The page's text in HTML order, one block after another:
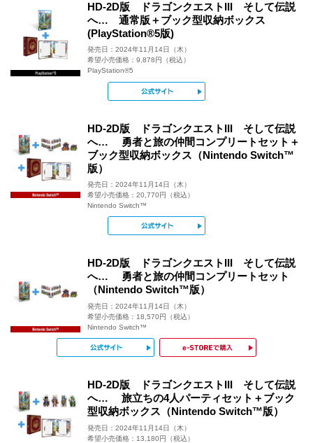
HD-2D版 ドラゴンクエストIII そして伝説
へ… 通常版＋ブック型収納ボックス
(PlayStation®5版)
発売日：2024年11月14日（木）
希望小売価格：9,878円（税込）
PlayStation®5
HD-2D版 ドラゴンクエストIII そして伝説
へ… 勇者と旅の仲間コンプリートセット＋
ブック型収納ボックス（Nintendo Switch™
版）
発売日：2024年11月14日（木）
希望小売価格：20,770円（税込）
Nintendo Switch™
HD-2D版 ドラゴンクエストIII そして伝説
へ… 勇者と旅の仲間コンプリートセット
（Nintendo Switch™版）
発売日：2024年11月14日（木）
希望小売価格：18,570円（税込）
Nintendo Switch™
公式サイト
HD-2D版 ドラゴンクエストIII そして伝説
へ… 旅立ちの4人パーティセット＋ブック
型収納ボックス（Nintendo Switch™版）
発売日：2024年11月14日（木）
希望小売価格：13,180円（税込）